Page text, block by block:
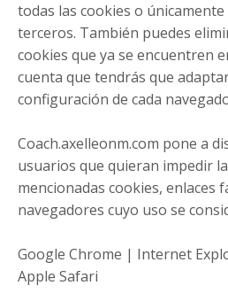
todas las cookies o únicamente
terceros. También puedes
cookies que ya se encuentren
cuenta que tendrás que
configuración de cada
Coach.axelleonm.com pone a
usuarios que quieran impedir
mencionadas cookies, enlaces
navegadores cuyo uso se
Google Chrome | Internet
Apple Safari